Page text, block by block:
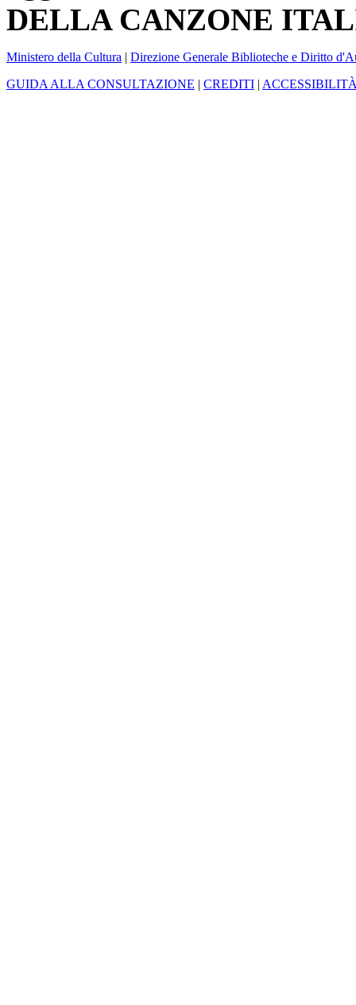
DELLA CANZONE
Ministero della Cultura | Direzione Generale Biblioteche e Diritto
GUIDA ALLA CONSULTAZIONE | CREDITI |